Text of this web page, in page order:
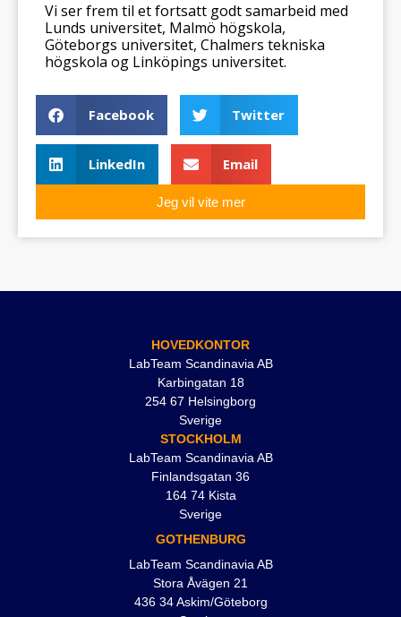
Vi ser frem til et fortsatt godt samarbeid med
Lunds universitet, Malmö högskola,
Göteborgs universitet, Chalmers tekniska
högskola og Linköpings universitet.
Facebook Twitter
LinkedIn Email
Jeg vil vite mer
HOVEDKONTOR
LabTeam Scandinavia AB
Karbingatan 18
254 67 Helsingborg
Sverige
STOCKHOLM
LabTeam Scandinavia AB
Finlandsgatan 36
164 74 Kista
Sverige
GOTHENBURG
LabTeam Scandinavia AB
Stora Åvägen 21
436 34 Askim/Göteborg